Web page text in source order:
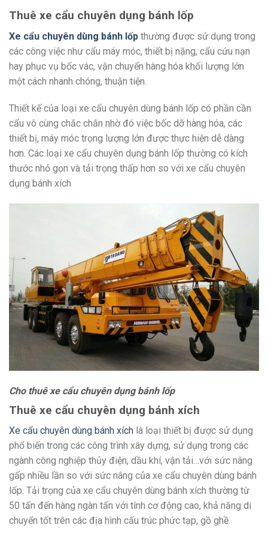
Thuê xe cẩu chuyên dụng bánh lốp
Xe cẩu chuyên dùng bánh lốp thường được sử dụng trong
các công việc như cẩu máy móc, thiết bị nặng, cẩu cứu nạn
hay phục vụ bốc vác, vận chuyển hàng hóa khối lượng lớn
một cách nhanh chóng, thuận tiện.
Thiết kế của loại xe cẩu chuyên dùng bánh lốp có phần cần
cẩu vô cùng chắc chắn nhờ đó việc bốc dỡ hàng hóa, các
thiết bị, máy móc trọng lượng lớn được thực hiện dễ dàng
hơn. Các loại xe cẩu chuyên dụng bánh lốp thường có kích
thước nhỏ gọn và tải trọng thấp hơn so với xe cẩu chuyên
dụng bánh xích
Cho thuê xe cẩu chuyên dụng bánh lốp
Thuê xe cẩu chuyên dụng bánh xích
Xe cẩu chuyên dùng bánh xích là loại thiết bị được sử dụng
phổ biến trong các công trình xây dựng, sử dụng trong các
ngành công nghiệp thủy điện, dầu khí, vận tải…với sức nâng
gấp nhiều lần so với sức nâng của xe cẩu chuyên dùng bánh
lốp. Tải trọng của xe cẩu chuyên dùng bánh xích thường từ
50 tấn đến hàng ngàn tấn với tính cơ động cao, khả năng di
chuyển tốt trên các địa hình cấu trúc phức tạp, gồ ghề.